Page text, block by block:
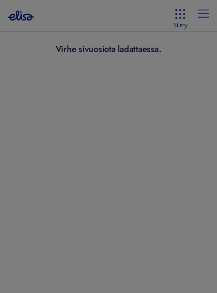
Siirry
Virhe sivuosiota ladattaessa.